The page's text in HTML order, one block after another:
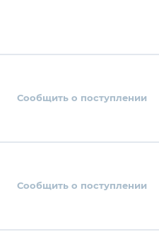
Сообщить о поступлении
Сообщить о поступлении